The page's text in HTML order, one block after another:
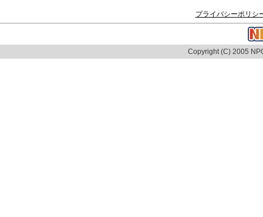
プライバシーポリシ
Copyright (C) 2005